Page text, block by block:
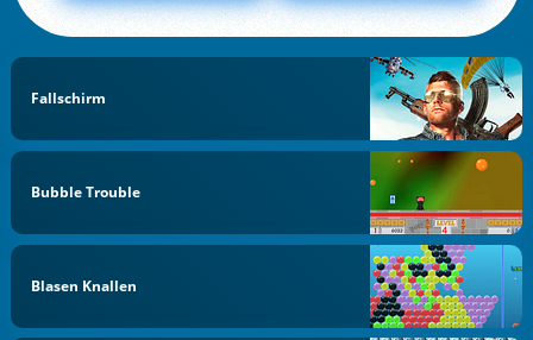
Fallschirm
Bubble Trouble
Blasen Knallen